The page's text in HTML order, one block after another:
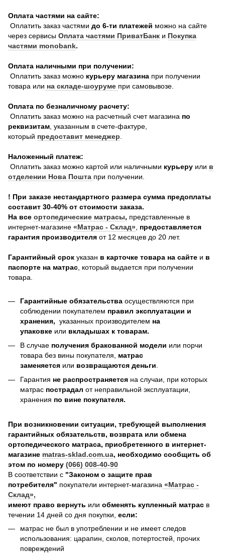
Оплата частями на сайте:
Оплатить заказ частями до 6-ти платежей можно на сайте
через сервисы Оплата частями ПриватБанк и Покупка
частями monobank.
Оплата наличными при получении:
Оплатить заказ можно курьеру магазина при получении
товара или на складе-шоуруме при самовывозе.
Оплата по безналичному расчету:
Оплатить заказ можно на расчетный счет магазина по
реквизитам , указанным в счете-фактуре,
который предоставит менеджер
Наложенный платеж:
Оплатить заказ можно картой или наличными курьеру или в
отделении Нова Пошта при получении.
! При заказе нестандартного размера сумма предоплаты
составит 30-40% от стоимости заказа.
На все ортопедические матрасы, представленные в
интернет-магазине «Матрас - Склад» предоставляется
гарантия производителя от 12 месяцев до 20 лет.
Гарантийный срок указан в карточке товара на сайте и в
паспорте на матрас , который выдается при получении
товара.
Гарантийные обязательства осуществляются при
соблюдении покупателем правил эксплуатации и
хранения, указанных производителем на
упаковке или вкладышах к товарам.
В случае получения бракованной модели или порчи
товара без вины покупателя, матрас
заменяется или возвращаются деньги
Гарантия не распространяется на случаи, при которых
матрас пострадал от неправильной эксплуатации,
хранения по вине покупателя.
При возникновении ситуации, требующей выполнения
гарантийных обязательств, возврата или обмена
ортопедического матраса, приобретенного в интернет-
магазине matras-sklad.com.ua, необходимо сообщить об
этом по номеру (066) 008-40-90
В соответствии с "Законом о защите прав
потребителя" покупатели интернет-магазина «Матрас -
Склад»,
имеют право вернуть или обменять купленный матрас в
течении 14 дней со дня покупки, если:
матрас не был в употреблении и не имеет следов
использования: царапин, сколов, потертостей, прочих
повреждений